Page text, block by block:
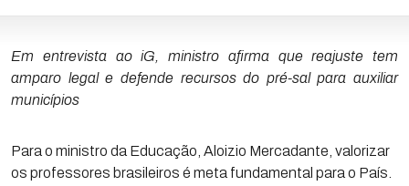
Em entrevista ao iG, ministro afirma que reajuste tem
amparo legal e defende recursos do pré-sal para auxiliar
municípios
Para o ministro da Educação, Aloizio Mercadante, valorizar
os professores brasileiros é meta fundamental para o País.